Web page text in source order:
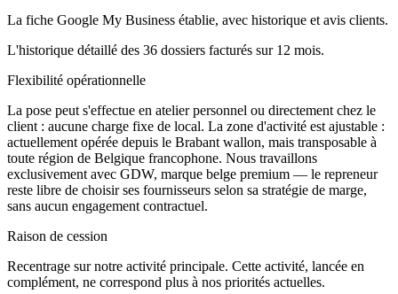
La fiche Google My Business établie, avec historique et avis clients.
L'historique détaillé des 36 dossiers facturés sur 12 mois.
Flexibilité opérationnelle
La pose peut s'effectue en atelier personnel ou directement chez le
client : aucune charge fixe de local. La zone d'activité est ajustable :
actuellement opérée depuis le Brabant wallon, mais transposable à
toute région de Belgique francophone. Nous travaillons
exclusivement avec GDW, marque belge premium — le repreneur
reste libre de choisir ses fournisseurs selon sa stratégie de marge,
sans aucun engagement contractuel.
Raison de cession
Recentrage sur notre activité principale. Cette activité, lancée en
complément, ne correspond plus à nos priorités actuelles.